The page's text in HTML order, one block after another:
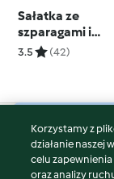
Sałatka ze
szparagami i
brązowym ryżem
3.5 (42)
© Copyright 2026
Warunki
Korzystamy z
działanie naszej
celu
oraz analizy